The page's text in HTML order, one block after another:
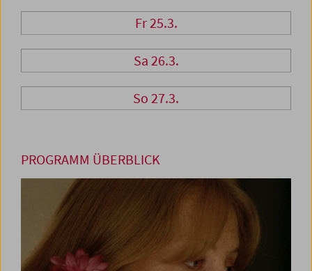
Fr 25.3.
Sa 26.3.
So 27.3.
PROGRAMM ÜBERBLICK